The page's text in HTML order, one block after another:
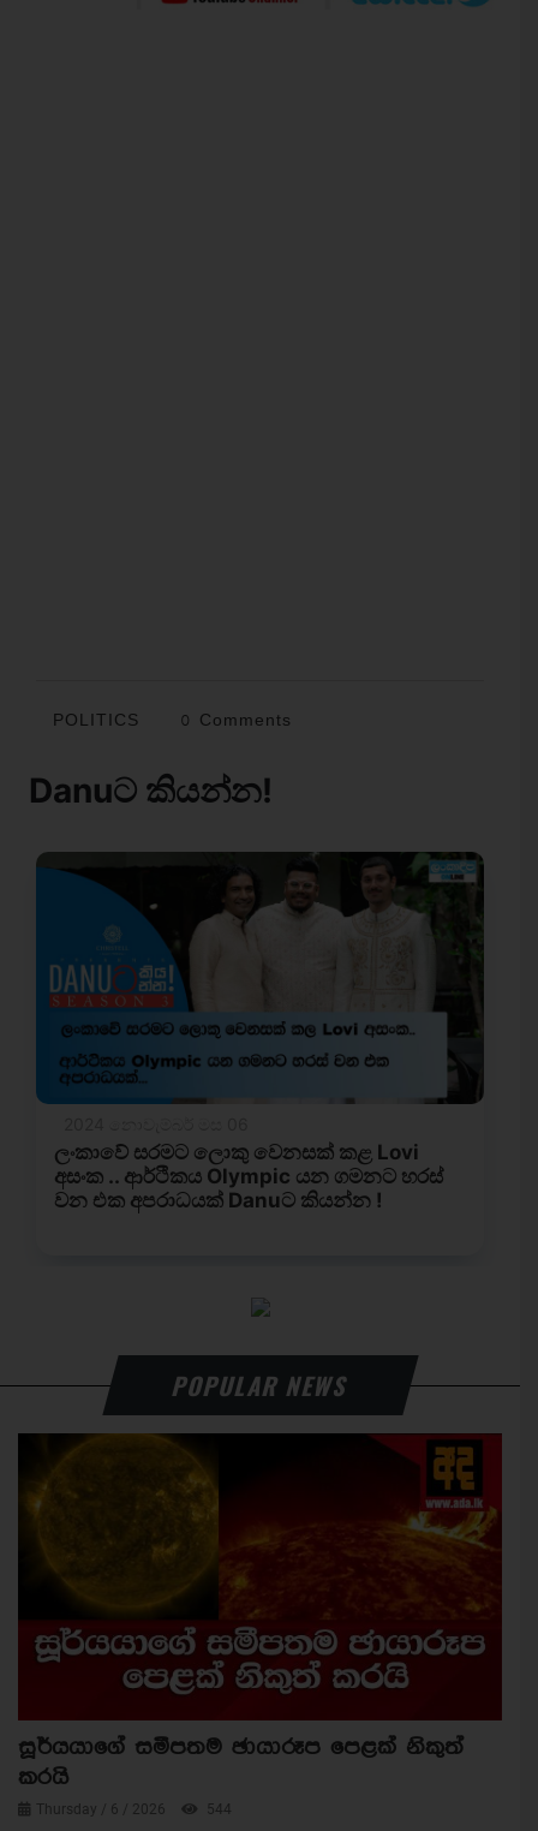
POLITICS 0 Comments
POPULAR NEWS
සූර්යයාගේ සමීපතම ඡායාරූප පෙළක් නිකුත්
කරයි
Thursday / 6 / 2026 544